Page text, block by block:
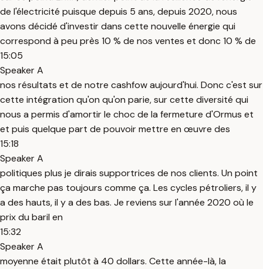
de l'électricité puisque depuis 5 ans, depuis 2020, nous
avons décidé d'investir dans cette nouvelle énergie qui
correspond à peu près 10 % de nos ventes et donc 10 % de
15:05
Speaker A
nos résultats et de notre cashfow aujourd'hui. Donc c'est sur
cette intégration qu'on qu'on parie, sur cette diversité qui
nous a permis d'amortir le choc de la fermeture d'Ormus et
et puis quelque part de pouvoir mettre en œuvre des
15:18
Speaker A
politiques plus je dirais supportrices de nos clients. Un point
ça marche pas toujours comme ça. Les cycles pétroliers, il y
a des hauts, il y a des bas. Je reviens sur l'année 2020 où le
prix du baril en
15:32
Speaker A
moyenne était plutôt à 40 dollars. Cette année-là, la